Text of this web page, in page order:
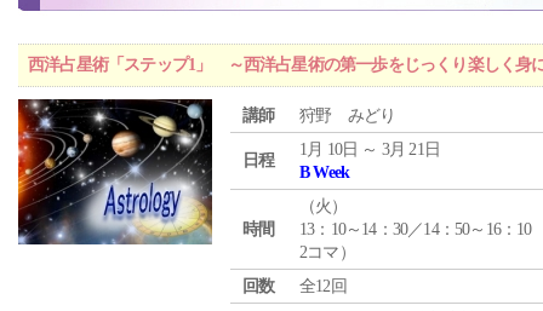
西洋占星術「ステップ1」 ～西洋占星術の第一歩をじっくり楽しく身
講師 狩野 みどり
日程
1月 10日 ～ 3月 21日
B Week
時間
（火 ）
13：10～14：30／14：50～16：10
2コマ）
回数
全12回